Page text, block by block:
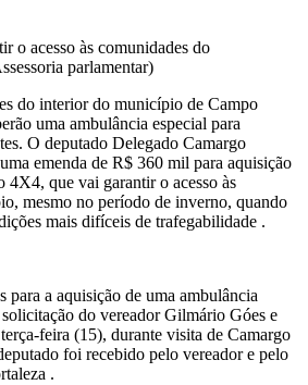
o acesso às comunidades do
parlamentar)
do interior do município de Campo
uma ambulância especial para
O deputado Delegado Camargo
emenda de R$ 360 mil para aquisição
4X4, que vai garantir o acesso às
mesmo no período de inverno, quando
mais difíceis de trafegabilidade .
para a aquisição de uma ambulância
do vereador Gilmário Góes e
feira (15), durante visita de Camargo
foi recebido pelo vereador e pelo
.